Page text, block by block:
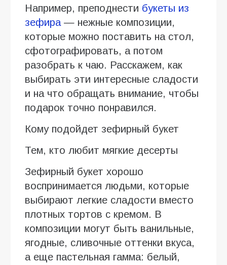
Например, преподнести букеты из
зефира— нежные композиции,
которые можно поставить на стол,
сфотографировать, а потом
разобрать к чаю. Расскажем, как
выбирать эти интересные сладости
и на что обращать внимание, чтобы
подарок точно понравился.
Кому подойдет зефирный букет
Тем, кто любит мягкие десерты
Зефирный букет хорошо
воспринимается людьми, которые
выбирают легкие сладости вместо
плотных тортов с кремом. В
композиции могут быть ванильные,
ягодные, сливочные оттенки вкуса,
а еще пастельная гамма: белый,